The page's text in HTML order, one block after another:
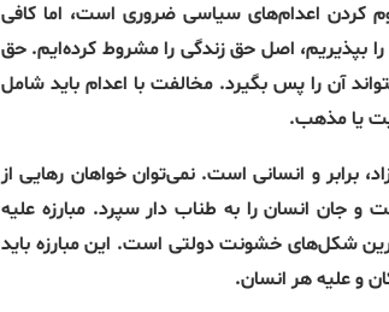
کردن اعدام‌های سیاسی ضروری است، اما کافی
بپذیریم، اصل حق زندگی را مشروط کرده‌ایم. حق
آن را پس بگیرد. مخالفت با اعدام باید شامل
یا مذهب.
برابر و انسانی است.نمی‌توان خواهان رهایی از
و جان انسان را به طناب دار سپرد.مبارزه علیه
شکل‌های خشونت دولتی است. این مبارزه باید
و علیه هر انسان.